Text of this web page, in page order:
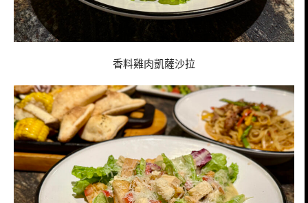
香料雞肉凱薩沙拉